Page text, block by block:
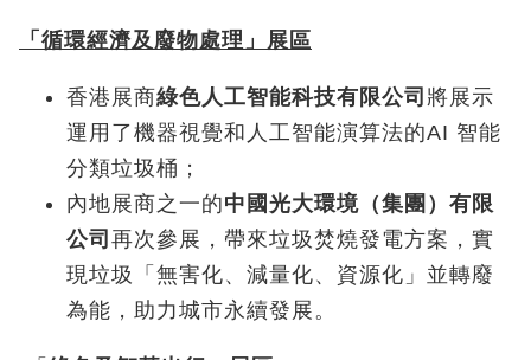
「循環經濟及廢物處理」展區
香港展商綠色人工智能科技有限公司 將展示
運用了機器視覺和人工智能演算法的AI 智能
分類垃圾桶；
內地展商之一的中國光大環境（集團）有限
公司 再次參展，帶來垃圾焚燒發電方案，實
現垃圾「無害化、減量化、資源化」並轉廢
為能，助力城市永續發展。